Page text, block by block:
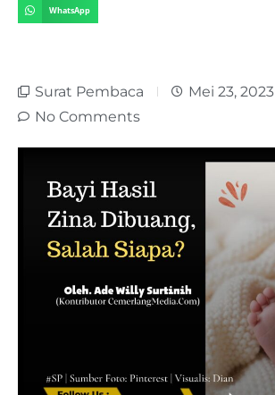
WhatsApp
Surat Pembaca
Mei 23, 2023
No Comments